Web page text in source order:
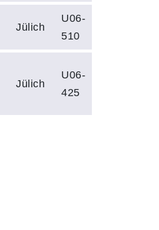
Jülich
U06-
510
Jülich
U06-
425